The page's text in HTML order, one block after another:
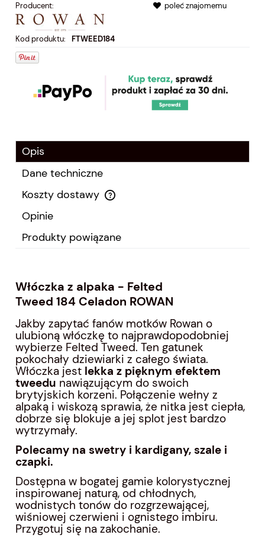
Producent:
Kod produktu: FTWEED184
poleć znajomemu
Opis
Dane techniczne
Koszty dostawy
Cena nie zawiera ewentualnych kosztów płatności
Opinie
Produkty powiązane
Włóczka z alpaka - Felted
Tweed 184 Celadon ROWAN
Jakby zapytać fanów motków Rowan o
ulubioną włóczkę to najprawdopodobniej
wybierze Felted Tweed. Ten gatunek
pokochały dziewiarki z całego świata.
Włóczka jest lekka z pięknym efektem
tweedu nawiązującym do swoich
brytyjskich korzeni. Połączenie wełny z
alpaką i wiskozą sprawia, że nitka jest ciepła,
dobrze się blokuje a jej splot jest bardzo
wytrzymały.
Polecamy na swetry i kardigany, szale i
czapki.
Dostępna w bogatej gamie kolorystycznej
inspirowanej naturą, od chłodnych,
wodnistych tonów do rozgrzewającej,
wiśniowej czerwieni i ognistego imbiru.
Przygotuj się na zakochanie.